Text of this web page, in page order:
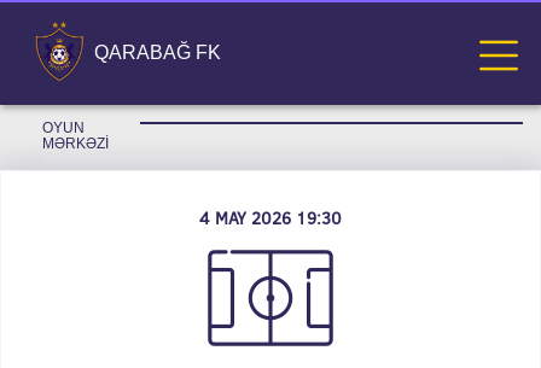
QARABAĞ FK
OYUN
MƏRKƏZI
4 MAY 2026 19:30